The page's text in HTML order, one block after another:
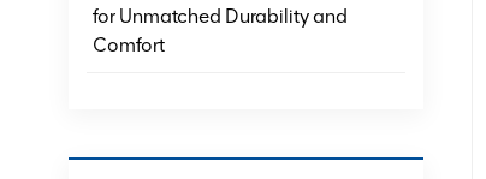
for Unmatched Durability and
Comfort